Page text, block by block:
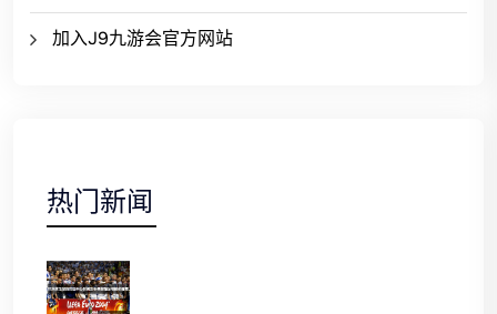
加入J9九游会官方网站
热门新闻